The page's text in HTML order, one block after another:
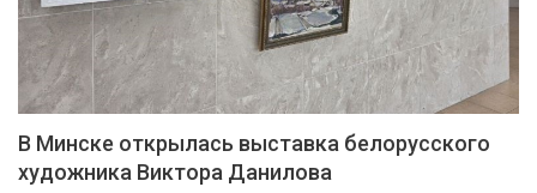
В Минске открылась выставка белорусского
художника Виктора Данилова